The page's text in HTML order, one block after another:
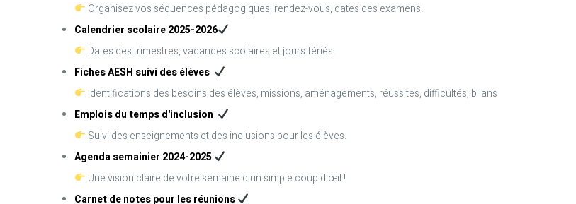
Organisez vos séquences pédagogiques, rendez-vous, dates des examens.
Calendrier scolaire 2025-2026
Dates des trimestres, vacances scolaires et jours fériés.
Fiches AESH suivi des élèves
Identifications des besoins des élèves, missions, aménagements, réussites, difficultés, bilans
Emplois du temps d'inclusion
Suivi des enseignements et des inclusions pour les élèves.
Agenda semainier 2024-2025
Une vision claire de votre semaine d'un simple coup d'œil !
Carnet de notes pour les réunions